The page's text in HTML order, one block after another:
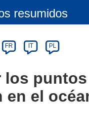
resumidos
FR IT PL
los
en el